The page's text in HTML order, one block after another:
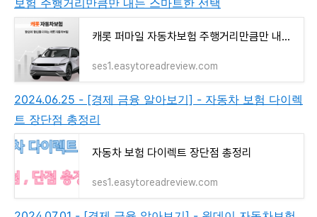
보험 주행거리만큼만 내는 스마트한 선택
캐롯 퍼마일 자동차보험 주행거리만큼만 내는 스마트한 선택
ses1.easytoreadreview.com
2024.06.25 - [경제 금융 알아보기] - 자동차 보험 다이렉
트 장단점 총정리
자동차 보험 다이렉트 장단점 총정리
ses1.easytoreadreview.com